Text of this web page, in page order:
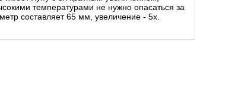
температурами не нужно опасаться за
составляет 65 мм, увеличение - 5х.